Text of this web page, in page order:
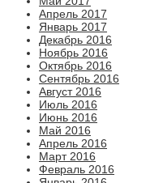
Апрель 2017
Январь 2017
Декабрь 2016
Ноябрь 2016
Октябрь 2016
Сентябрь 2016
Август 2016
Июль 2016
Июнь 2016
Май 2016
Апрель 2016
Март 2016
Февраль 2016